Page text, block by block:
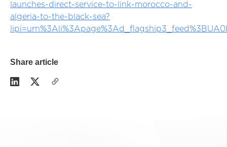
launches-direct-service-to-link-morocco-and-
algeria-to-the-black-sea?
Share article